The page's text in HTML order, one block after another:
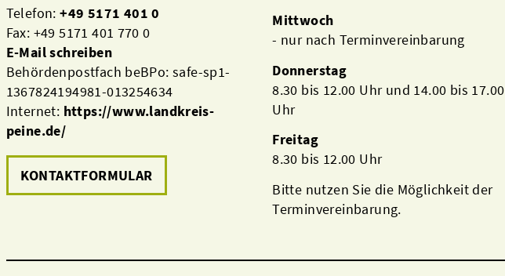
Telefon:+49 5171 401 0
Fax: +49 5171 401 770 0
E-Mail schreiben
Behördenpostfach beBPo: safe-sp1-
1367824194981-013254634
Internet: https://www.landkreis-
peine.de/
KONTAKTFORMULAR
Mittwoch
- nur nach Terminvereinbarung
Donnerstag
8.30 bis 12.00 Uhr und 14.00 bis 17.00
Uhr
Freitag
8.30 bis 12.00 Uhr
Bitte nutzen Sie die Möglichkeit der
Terminvereinbarung.